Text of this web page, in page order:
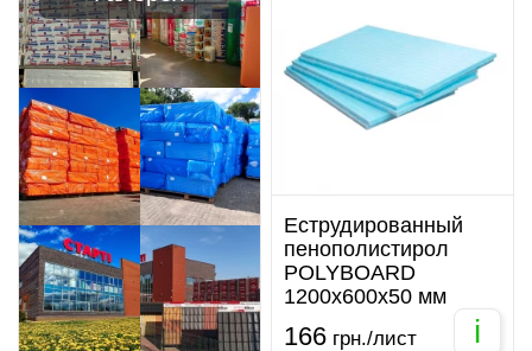
Еструдированный
пенополистирол
POLYBOARD
1200х600х50 мм
166 грн./лист i